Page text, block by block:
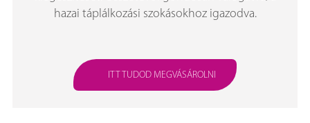
hazai táplálkozási szokásokhoz igazodva.
ITT TUDOD MEGVÁSÁROLNI